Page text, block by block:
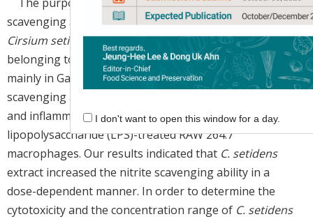
scavenging activity and the anti-inflammatory effect of
Cirsium setidens(C. setidens), which is perennial herb
belonging to the Compositae family that is found
mainly in Gangwon province, Korea. We studied nitrite
scavenging ability, cell viability, nitric oxide production,
and inflammatory-related gene expression in
lipopolysaccharide (LPS)-treated RAW 264.7
macrophages. Our results indicated that C. setidens
extract increased the nitrite scavenging ability in a
dose-dependent manner. In order to determine the
cytotoxicity and the concentration range of C. setidens
I don't want to open this window for a day.